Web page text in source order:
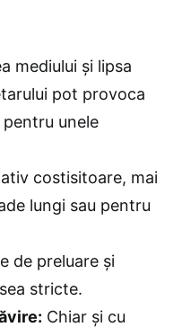
mediului și lipsa
pot provoca
unele
costisitoare, mai
lungi sau pentru
de preluare și
stricte.
Chiar și cu